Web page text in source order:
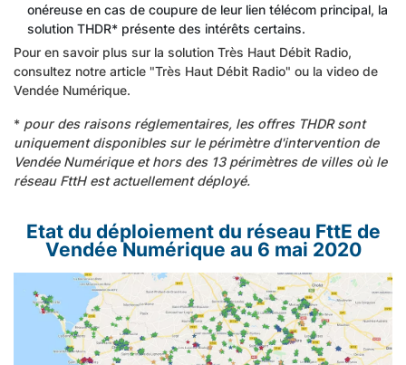
onéreuse en cas de coupure de leur lien télécom principal, la
solution THDR* présente des intérêts certains.
Pour en savoir plus sur la solution Très Haut Débit Radio,
consultez notre article "Très Haut Débit Radio" ou la video de
Vendée Numérique.
* pour des raisons réglementaires, les offres THDR sont
uniquement disponibles sur le périmètre d'intervention de
Vendée Numérique et hors des 13 périmètres de villes où le
réseau FttH est actuellement déployé.
Etat du déploiement du réseau FttE de
Vendée Numérique au 6 mai 2020